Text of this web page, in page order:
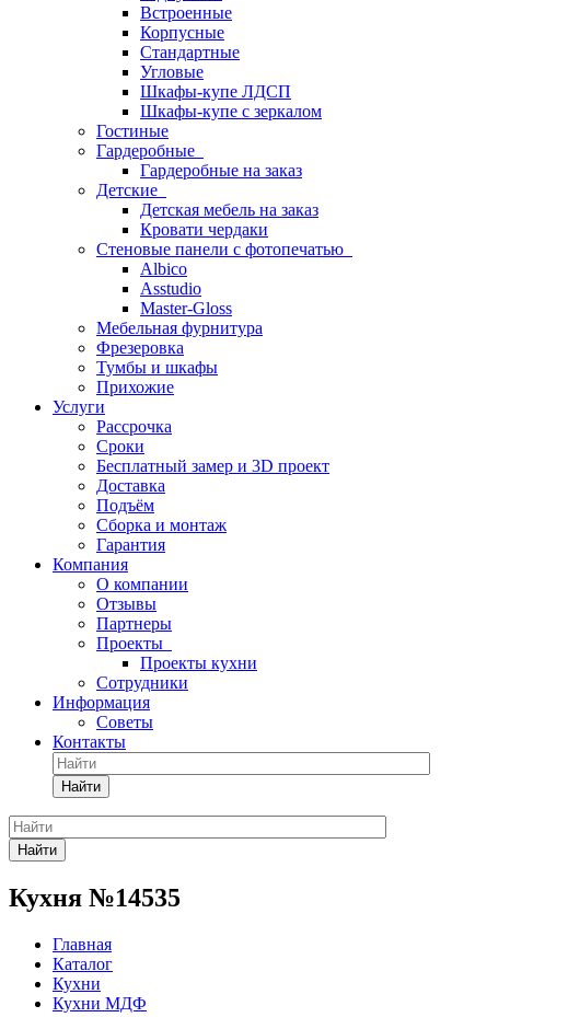
Встроенные
Корпусные
Стандартные
Угловые
Шкафы-купе ЛДСП
Шкафы-купе с зеркалом
Гостиные
Гардеробные
Гардеробные на заказ
Детские
Детская мебель на заказ
Кровати чердаки
Стеновые панели с фотопечатью
Albico
Asstudio
Master-Gloss
Мебельная фурнитура
Фрезеровка
Тумбы и шкафы
Прихожие
Услуги
Рассрочка
Сроки
Бесплатный замер и 3D проект
Доставка
Подъём
Сборка и монтаж
Гарантия
Компания
О компании
Отзывы
Партнеры
Проекты
Проекты кухни
Сотрудники
Информация
Советы
Контакты
Найти
Найти
Кухня №14535
Главная
Каталог
Кухни
Кухни МДФ